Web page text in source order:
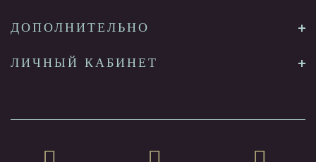
ДОПОЛНИТЕЛЬНО
ЛИЧНЫЙ КАБИНЕТ